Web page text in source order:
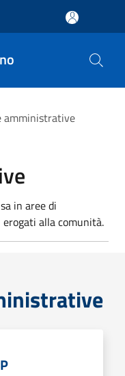
amministrative
in aree di
alla comunità.